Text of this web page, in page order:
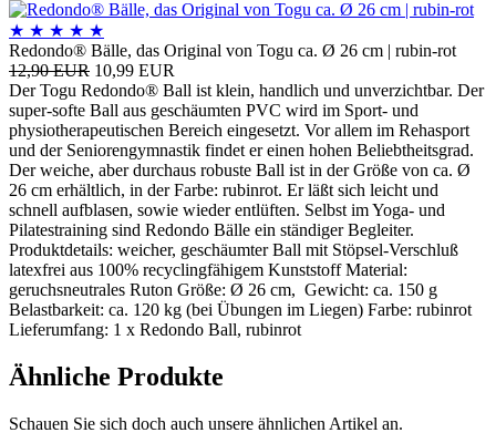
★ ★ ★ ★ ★
Redondo® Bälle, das Original von Togu ca. Ø 26 cm | rubin-rot
12,90 EUR 10,99 EUR
Der Togu Redondo® Ball ist klein, handlich und unverzichtbar. Der
super-softe Ball aus geschäumten PVC wird im Sport- und
physiotherapeutischen Bereich eingesetzt. Vor allem im Rehasport
und der Seniorengymnastik findet er einen hohen Beliebtheitsgrad.
Der weiche, aber durchaus robuste Ball ist in der Größe von ca. Ø
26 cm erhältlich, in der Farbe: rubinrot. Er läßt sich leicht und
schnell aufblasen, sowie wieder entlüften. Selbst im Yoga- und
Pilatestraining sind Redondo Bälle ein ständiger Begleiter.
Produktdetails: weicher, geschäumter Ball mit Stöpsel-Verschluß
latexfrei aus 100% recyclingfähigem Kunststoff Material:
geruchsneutrales Ruton Größe: Ø 26 cm, Gewicht: ca. 150 g
Belastbarkeit: ca. 120 kg (bei Übungen im Liegen) Farbe: rubinrot
Lieferumfang: 1 x Redondo Ball, rubinrot
Ähnliche Produkte
Schauen Sie sich doch auch unsere ähnlichen Artikel an.